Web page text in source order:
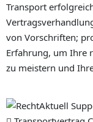
Transport
von Vorschriften;
Erfahrung, um Ihre
zu meistern und